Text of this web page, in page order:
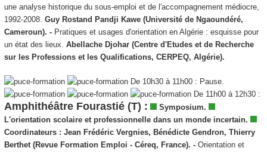
une analyse historique du sous-emploi et de l'accompagnement médiocre,
1992-2008. Guy Rostand Pandji Kawe (Université de Ngaoundéré,
Cameroun). - Pratiques et usages d'orientation en Algérie : esquisse pour
un état des lieux. Abellache Djohar (Centre d'Etudes et de Recherche
sur les Professions et les Qualifications, CERPEQ, Algérie).
De 10h30 à 11h00 : Pause.
De 11h00 à 12h30 :
Amphithéâtre Fourastié (T) :
Symposium.
L'orientation scolaire et professionnelle dans un monde incertain.
Coordinateurs : Jean Frédéric Vergnies, Bénédicte Gendron, Thierry
Berthet (Revue Formation Emploi - Céreq, France). - Orientation et